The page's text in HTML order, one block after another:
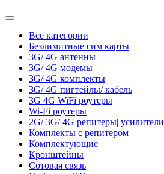
Все категории
Безлимитные сим карты
3G/ 4G антенны
3G/ 4G модемы
3G/ 4G комплекты
3G/ 4G пигтейлы/ кабель
3G 4G WiFi роутеры
Wi-Fi роутеры
2G/ 3G/ 4G репитеры| усилители
Комплекты с репитером
Комплектующие
Кронштейны
Сотовая связь